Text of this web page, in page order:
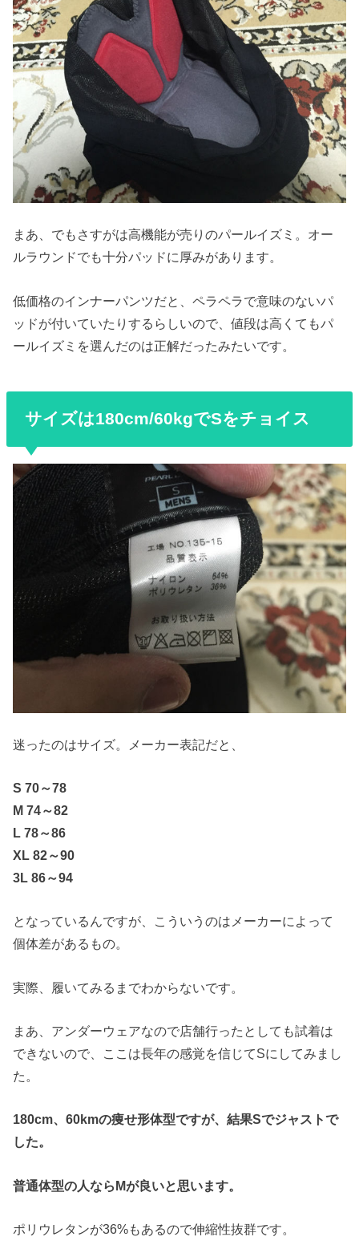
まあ、でもさすがは高機能が売りのパールイズミ。オー
ルラウンドでも十分パッドに厚みがあります。
低価格のインナーパンツだと、ペラペラで意味のないパ
ッドが付いていたりするらしいので、値段は高くてもパ
ールイズミを選んだのは正解だったみたいです。
サイズは180cm/60kgでSをチョイス
迷ったのはサイズ。メーカー表記だと、
S 70～78
M 74～82
L 78～86
XL 82～90
3L 86～94
となっているんですが、こういうのはメーカーによって
個体差があるもの。
実際、履いてみるまでわからないです。
まあ、アンダーウェアなので店舗行ったとしても試着は
できないので、ここは長年の感覚を信じてSにしてみまし
た。
180cm、60kmの痩せ形体型ですが、結果Sでジャストで
した。
普通体型の人ならMが良いと思います。
ポリウレタンが36%もあるので伸縮性抜群です。